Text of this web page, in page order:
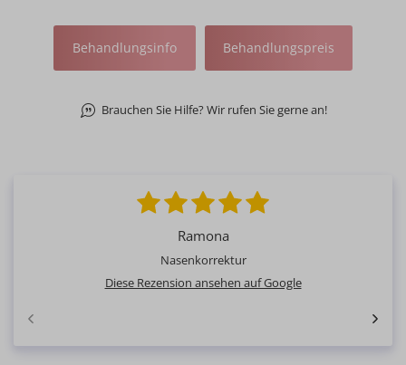
Behandlungsinfo Behandlungspreis
Brauchen Sie Hilfe? Wir rufen Sie gerne an!
Ramona
Nasenkorrektur
Diese Rezension ansehen auf Google